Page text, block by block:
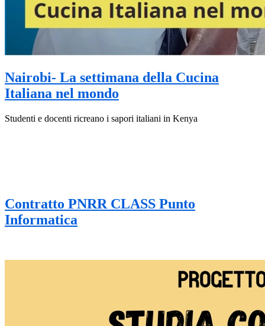
Nairobi- La settimana della Cucina
Italiana nel mondo
Studenti e docenti ricreano i sapori italiani in Kenya
Contratto PNRR CLASS Punto
Informatica